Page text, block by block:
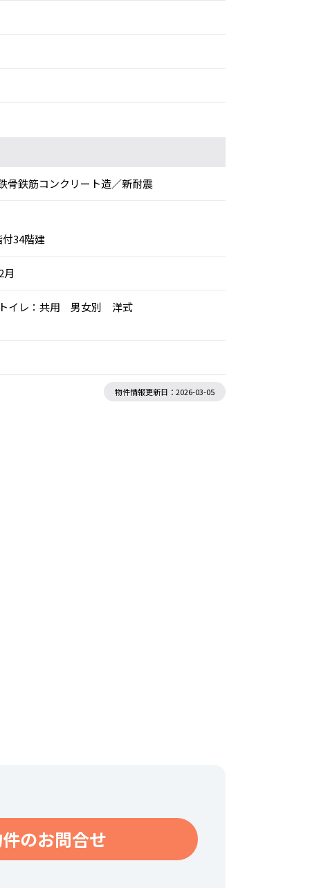
骨鉄筋コンクリート造／新耐震
34階建
月
トイレ：共用 男女別 洋式
物件情報更新日：2026-03-05
のお問合せ